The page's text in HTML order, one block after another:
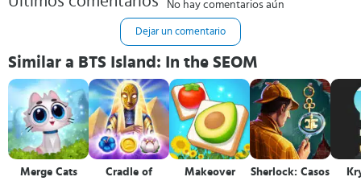
No hay comentarios aún
Dejar un comentario
Similar a BTS Island: In the SEOM
Merge Cats
Cradle of
Makeover
Sherlock: Casos